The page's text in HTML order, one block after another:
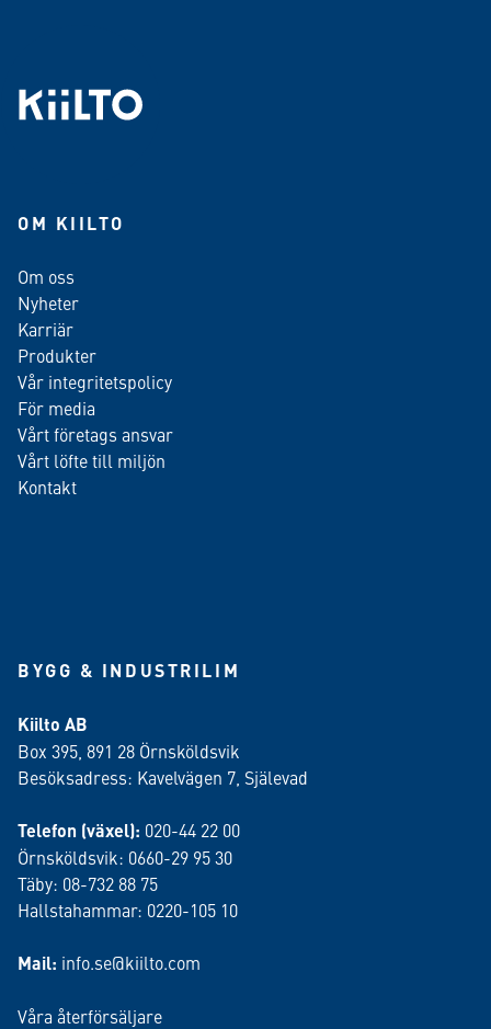
OM KIILTO
Om oss
Nyheter
Karriär
Produkter
Vår integritetspolicy
För media
Vårt företags ansvar
Vårt löfte till miljön
Kontakt
BYGG & INDUSTRILIM
Kiilto AB
Box 395, 891 28 Örnsköldsvik
Besöksadress: Kavelvägen 7, Själevad
Telefon (växel): 020-44 22 00
Örnsköldsvik: 0660-29 95 30
Täby: 08-732 88 75
Hallstahammar: 0220-105 10
Mail: info.se@kiilto.com
Våra återförsäljare